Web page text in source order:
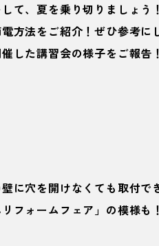
て、夏を乗り切りましょう！
方法をご紹介！ぜひ参考に
した講習会の様子をご報告！
に穴を開けなくても取付で
フォームフェア」の模様も！